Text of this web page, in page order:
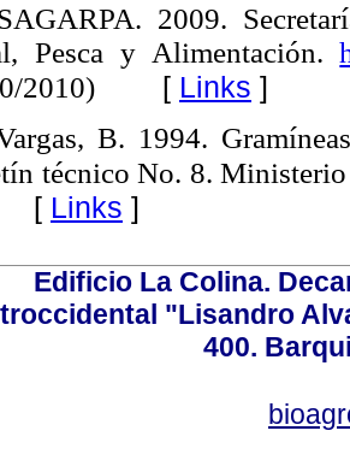
2009.
Pesca y Alimentación.
2010) [ Links ]
B. 1994.
técnico No. 8.
Links ]
Edificio La Colina.
"Lisandro
400.